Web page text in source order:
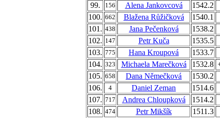
99.
156 Alena Jankovcová
1542.2
100. 662 Blažena Růžičková
1540.1
101. 438 Jana Pečenková
1538.2
102. 147 Petr Kuča
1535.5
103. 775 Hana Kroupová
1533.7
104. 323 Michaela Marečková 1532.8
105. 658 Dana Němečková
1530.2
106.
4 Daniel Zeman
1514.6
107. 717 Andrea Chloupková
1514.2
108. 474 Petr Mikšík
1511.3